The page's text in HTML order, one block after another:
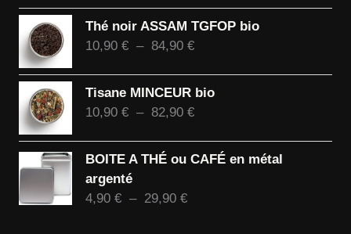
de
prix :
7,90 €
59,90 €
Thé noir ASSAM TGFOP bio
10,90 € – 84,90 €Plage
prix :
84,90 €
Tisane MINCEUR bio
10,90 € – 82,90 €Plage
prix :
BOITE A THÉ ou CAFÉ en métal
argenté
4,90 € – 29,90 €Plage